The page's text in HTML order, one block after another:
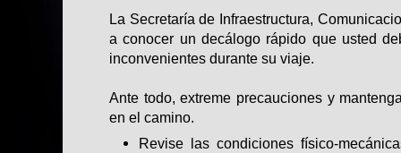
La Secretaría de Infraestructura,
a conocer un decálogo rápido que usted
inconvenientes durante su viaje.
Ante todo, extreme precauciones y
en el camino.
Revise las condiciones físico-